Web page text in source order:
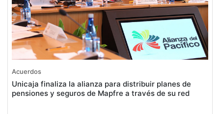
Acuerdos
Unicaja finaliza la alianza para distribuir planes de
pensiones y seguros de Mapfre a través de su red